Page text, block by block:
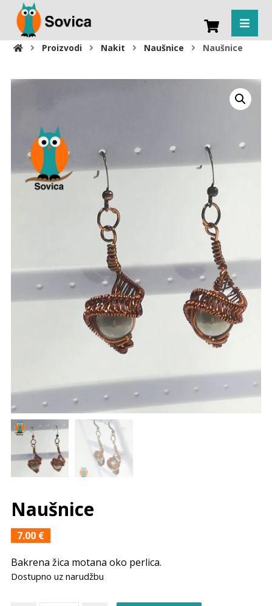
Proizvodi Nakit Naušnice Naušnice
Naušnice
7.00 €
Bakrena žica motana oko perlica.
Dostupno uz narudžbu